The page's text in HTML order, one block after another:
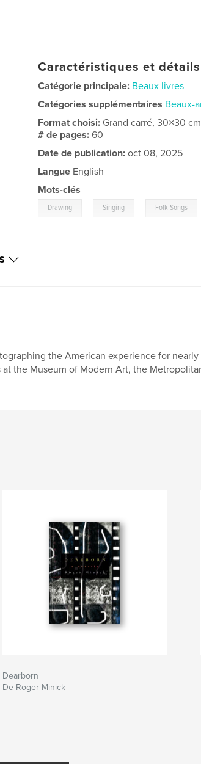
Caractéristiques et détails
Catégorie principale: Beaux livres
Catégories supplémentaires Beaux-
Format choisi: Grand carré, 30×30 cm
# de pages:60
Date de publication: oct 08, 2025
Langue English
Mots-clés
Drawing Singing Folk Songs
the American experience for
the Museum of Modern Art, the
Dearborn
De Roger Minick